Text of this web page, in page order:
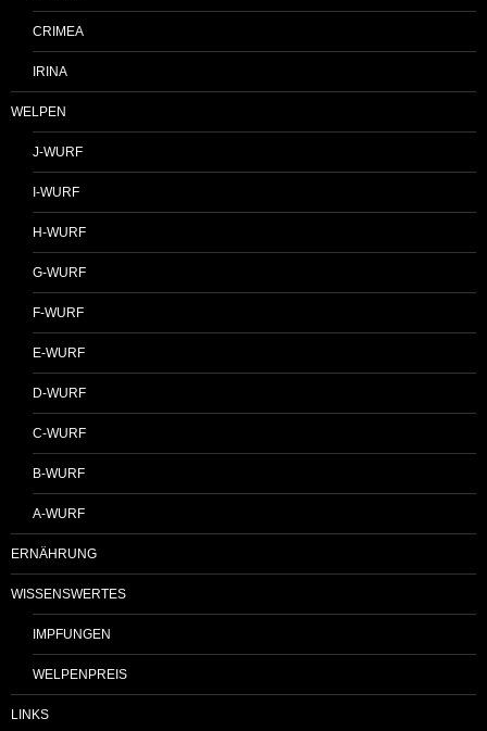
CRIMEA
IRINA
WELPEN
J-WURF
I-WURF
H-WURF
G-WURF
F-WURF
E-WURF
D-WURF
C-WURF
B-WURF
A-WURF
ERNÄHRUNG
WISSENSWERTES
IMPFUNGEN
WELPENPREIS
LINKS